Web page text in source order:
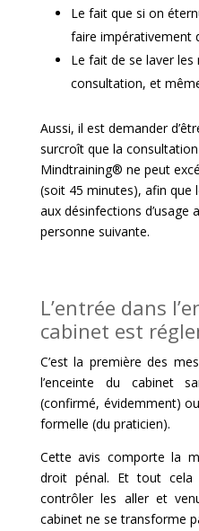
Le fait que si on
faire impérativement
Le fait de se laver
consultation, et
Aussi, il est demander
surcroît que la
Mindtraining® ne peut
(soit 45 minutes), afin que
aux désinfections d’usage
personne suivante.
L’entrée dans
cabinet est
C’est la première des
l’enceinte du cabinet
(confirmé, évidemment)
formelle (du praticien).
Cette avis comporte la
droit pénal. Et tout
contrôler les aller et
cabinet ne se transforme